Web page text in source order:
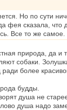
Но по сути
фея сказала,
Все то же
природа, да и
собаки.
более
будды.
душа не
душа надо